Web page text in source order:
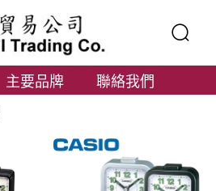
主要品牌 聯絡我們